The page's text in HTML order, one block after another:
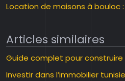
Location de maisons à bouloc
Articles similaires
Guide complet pour
Investir dans l’immobilier